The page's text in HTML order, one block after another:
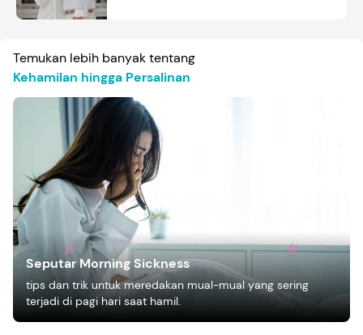
Temukan lebih banyak tentang
Kehamilan hingga Persalinan
Seputar Morning Sickness
tips dan trik untuk meredakan mual-mual yang sering
terjadi di pagi hari saat hamil.